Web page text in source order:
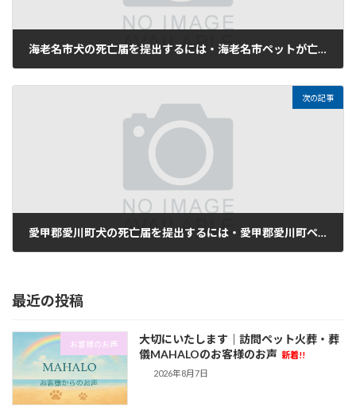
海老名市犬の死亡届を提出するには・海老名市ペットが亡くなりペット保険を利用するには
次の記事
愛甲郡愛川町犬の死亡届を提出するには・愛甲郡愛川町ペットが亡くなりペット保険を利用するには
最近の投稿
お客様のお声
大切にいたします｜訪問ペット火葬・葬
儀MAHALOのお客様のお声 新着!!
2026年8月7日